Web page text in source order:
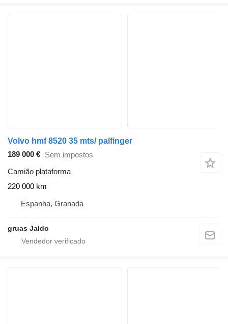
Volvo hmf 8520 35 mts/ palfinger
189 000 € Sem impostos
Camião plataforma
220 000 km
Espanha, Granada
gruas Jaldo